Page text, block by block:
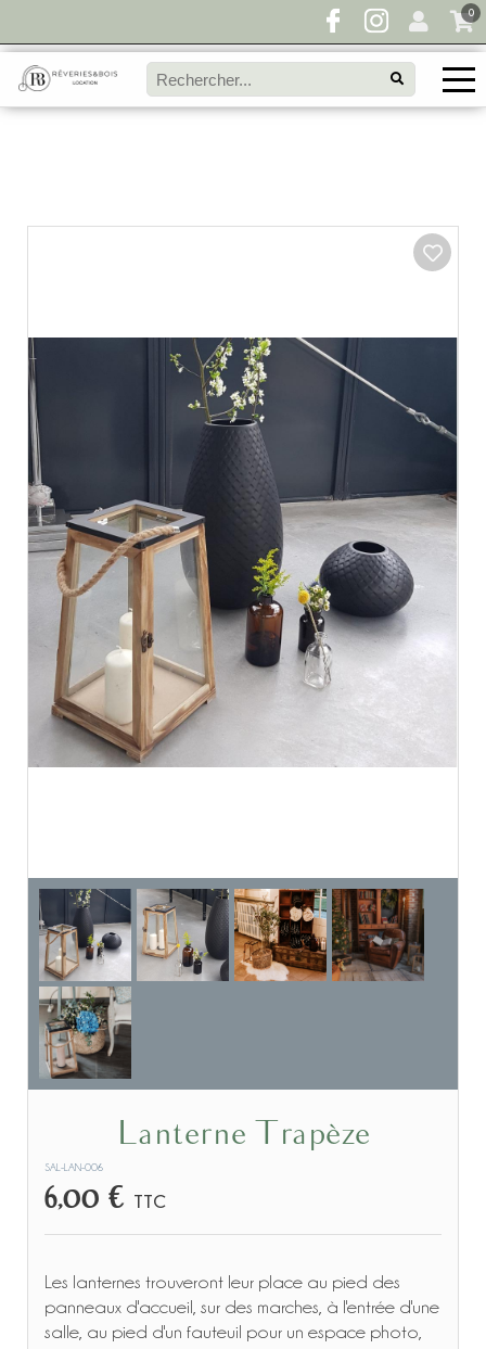
0
Pour toute demande de disponibilité, remplissez
Lanterne Trapèze
SAL-LAN-006
6,00 € TTC
Les lanternes trouveront leur place au pied des
panneaux d'accueil, sur des marches, à l'entrée d'une
salle, au pied d'un fauteuil pour un espace photo,